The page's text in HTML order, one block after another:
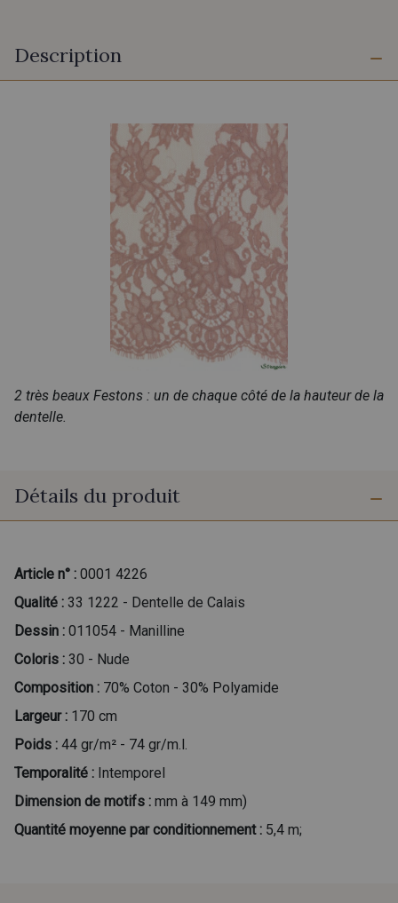
Description
2 très beaux Festons : un de chaque côté de la hauteur de la
dentelle.
Détails du produit
Article n° : 0001 4226
Qualité : 33 1222 - Dentelle de Calais
Dessin : 011054 - Manilline
Coloris : 30 - Nude
Composition : 70% Coton - 30% Polyamide
Largeur : 170 cm
Poids : 44 gr/m² - 74 gr/m.l.
Temporalité : Intemporel
Dimension de motifs : mm à 149 mm)
Quantité moyenne par conditionnement : 5,4 m;